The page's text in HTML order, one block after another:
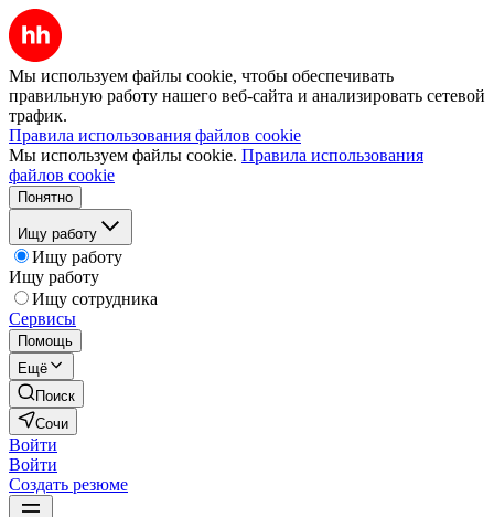
Мы используем файлы cookie, чтобы обеспечивать
правильную работу нашего веб-сайта и анализировать сетевой
трафик.
Правила использования файлов cookie
Мы используем файлы cookie. Правила использования
файлов cookie
Понятно
Ищу работу
Ищу работу
Ищу работу
Ищу сотрудника
Сервисы
Помощь
Ещё
Поиск
Сочи
Войти
Войти
Создать резюме